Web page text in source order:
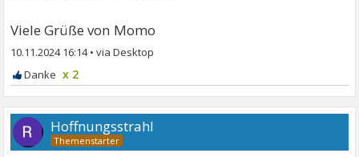
Viele Grüße von Momo
10.11.2024 16:14•
x 2
Hoffnungsstrahl